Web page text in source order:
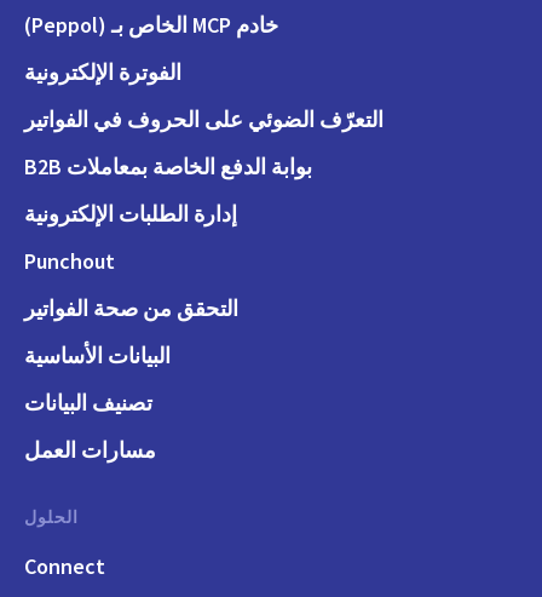
خادم MCP الخاص بـ (Peppol)
الفوترة الإلكترونية
التعرّف الضوئي على الحروف في الفواتير
بوابة الدفع الخاصة بمعاملات B2B
إدارة الطلبات الإلكترونية
Punchout
التحقق من صحة الفواتير
البيانات الأساسية
تصنيف البيانات
مسارات العمل
الحلول
Connect